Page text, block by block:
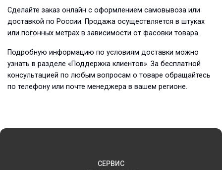
Сделайте заказ онлайн с оформлением самовывоза или
доставкой по России. Продажа осуществляется в штуках
или погонных метрах в зависимости от фасовки товара.
Подробную информацию по условиям доставки можно
узнать в разделе «Поддержка клиентов». За бесплатной
консультацией по любым вопросам о товаре обращайтесь
по телефону или почте менеджера в вашем регионе.
СЕРВИС